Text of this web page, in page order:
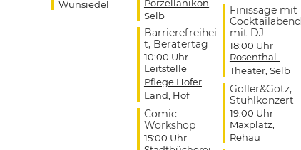
Wunsiedel
Porzellanikon
Selb
Barrierefreihei
t, Beratertag
10:00 Uhr
Leitstelle
Pflege Hofer
Land , Hof
Comic-
Workshop
15:00 Uhr
Finissage mit
Cocktailabend
mit DJ
18:00 Uhr
Rosenthal-
Theater, Selb
Goller&Götz,
Stuhlkonzert
19:00 Uhr
Maxplatz
Rehau